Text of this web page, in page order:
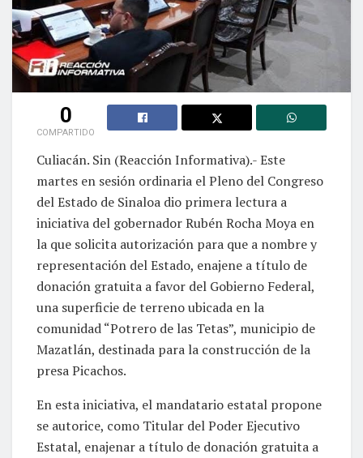
0
COMPARTIDO
Culiacán. Sin (Reacción Informativa).- Este
martes en sesión ordinaria el Pleno del Congreso
del Estado de Sinaloa dio primera lectura a
iniciativa del gobernador Rubén Rocha Moya en
la que solicita autorización para que a nombre y
representación del Estado, enajene a título de
donación gratuita a favor del Gobierno Federal,
una superficie de terreno ubicada en la
comunidad “Potrero de las Tetas”, municipio de
Mazatlán, destinada para la construcción de la
presa Picachos.
En esta iniciativa, el mandatario estatal propone
se autorice, como Titular del Poder Ejecutivo
Estatal, enajenar a título de donación gratuita a